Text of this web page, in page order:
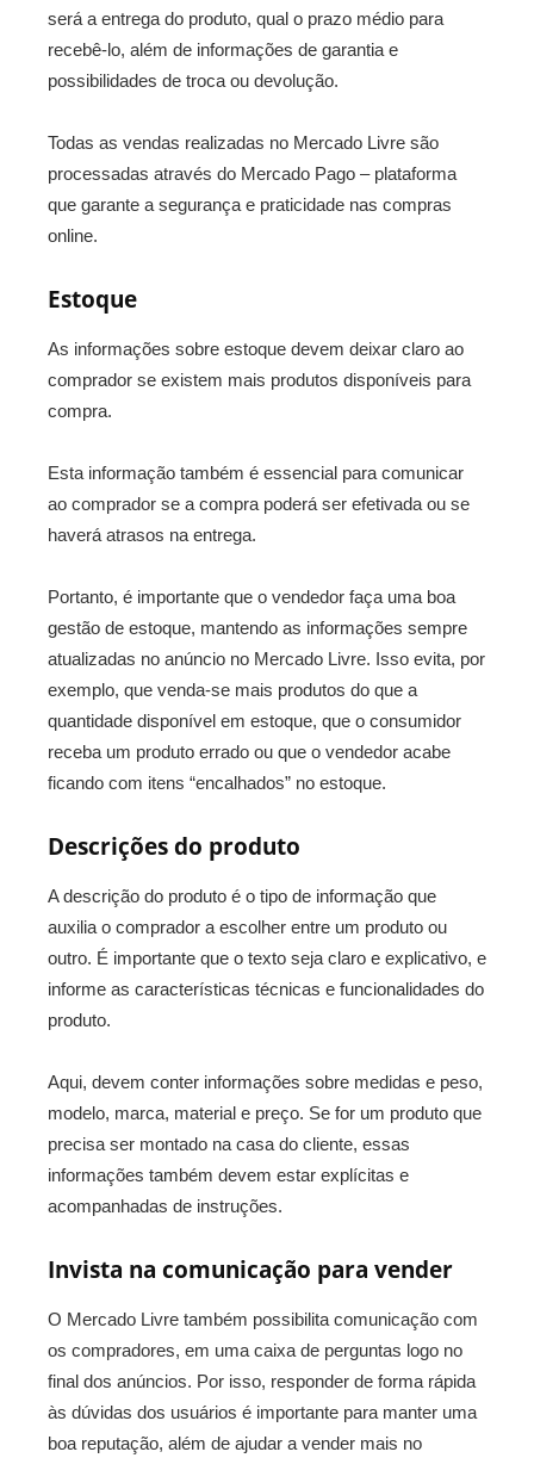
será a entrega do produto, qual o prazo médio para
recebê-lo, além de informações de garantia e
possibilidades de troca ou devolução.
Todas as vendas realizadas no Mercado Livre são
processadas através do Mercado Pago – plataforma
que garante a segurança e praticidade nas compras
online.
Estoque
As informações sobre estoque devem deixar claro ao
comprador se existem mais produtos disponíveis para
compra.
Esta informação também é essencial para comunicar
ao comprador se a compra poderá ser efetivada ou se
haverá atrasos na entrega.
Portanto, é importante que o vendedor faça uma boa
gestão de estoque, mantendo as informações sempre
atualizadas no anúncio no Mercado Livre. Isso evita, por
exemplo, que venda-se mais produtos do que a
quantidade disponível em estoque, que o consumidor
receba um produto errado ou que o vendedor acabe
ficando com itens “encalhados” no estoque.
Descrições do produto
A descrição do produto é o tipo de informação que
auxilia o comprador a escolher entre um produto ou
outro. É importante que o texto seja claro e explicativo, e
informe as características técnicas e funcionalidades do
produto.
Aqui, devem conter informações sobre medidas e peso,
modelo, marca, material e preço. Se for um produto que
precisa ser montado na casa do cliente, essas
informações também devem estar explícitas e
acompanhadas de instruções.
Invista na comunicação para vender
O Mercado Livre também possibilita comunicação com
os compradores, em uma caixa de perguntas logo no
final dos anúncios. Por isso, responder de forma rápida
às dúvidas dos usuários é importante para manter uma
boa reputação, além de ajudar a vender mais no